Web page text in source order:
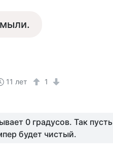
11 лет 1
0 градусов. Так пусть
будет чистый.